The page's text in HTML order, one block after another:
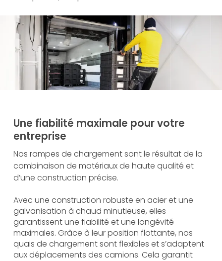
Une fiabilité maximale pour votre
entreprise
Nos rampes de chargement sont le résultat de la
combinaison de matériaux de haute qualité et
d’une construction précise.
Avec une construction robuste en acier et une
galvanisation à chaud minutieuse, elles
garantissent une fiabilité et une longévité
maximales. Grâce à leur position flottante, nos
quais de chargement sont flexibles et s’adaptent
aux déplacements des camions. Cela garantit